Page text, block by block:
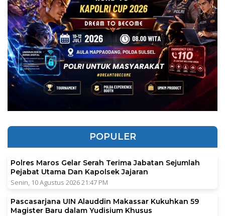
POPULER
Polres Maros Gelar Serah Terima Jabatan Sejumlah
Pejabat Utama Dan Kapolsek Jajaran
Senin, 10 Agustus 2026 21:47 PM
Pascasarjana UIN Alauddin Makassar Kukuhkan 59
Magister Baru dalam Yudisium Khusus